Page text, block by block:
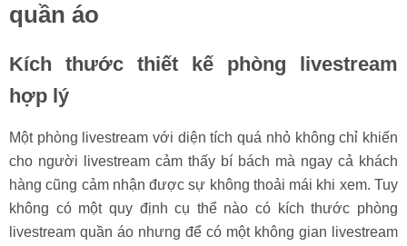
quần áo
Kích thước thiết kế phòng livestream
hợp lý
Một phòng livestream với diện tích quá nhỏ không chỉ khiến
cho người livestream cảm thấy bí bách mà ngay cả khách
hàng cũng cảm nhận được sự không thoải mái khi xem. Tuy
không có một quy định cụ thể nào có kích thước phòng
livestream quần áo nhưng để có một không gian livestream